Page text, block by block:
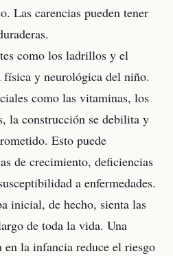
Las carencias pueden tener
como los ladrillos y el
física y neurológica del niño.
como las vitaminas, los
la construcción se debilita y
Esto puede
de crecimiento, deficiencias
a enfermedades.
inicial, de hecho, sienta las
de toda la vida. Una
la infancia reduce el riesgo